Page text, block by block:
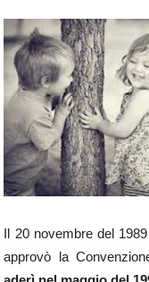
Il 20 novembre del
approvò la